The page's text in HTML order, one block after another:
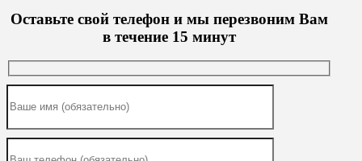
Оставьте свой телефон и мы перезвоним Вам
в течение 15 минут